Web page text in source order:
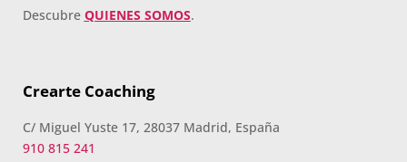
Descubre QUIENES SOMOS.
Crearte Coaching
C/ Miguel Yuste 17, 28037 Madrid, España
910 815 241